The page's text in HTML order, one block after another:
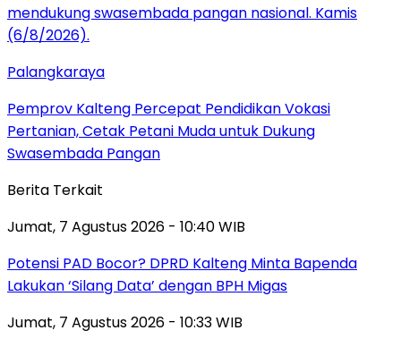
Palangkaraya
Pemprov Kalteng Percepat Pendidikan Vokasi
Pertanian, Cetak Petani Muda untuk Dukung
Swasembada Pangan
Berita Terkait
Jumat, 7 Agustus 2026 - 10:40 WIB
Potensi PAD Bocor? DPRD Kalteng Minta Bapenda
Lakukan ‘Silang Data’ dengan BPH Migas
Jumat, 7 Agustus 2026 - 10:33 WIB